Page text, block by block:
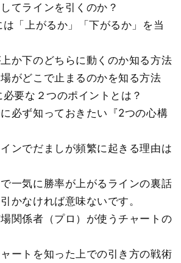
てラインを引くのか？
は「上がるか」「下がるか」を当
か下のどちらに動くのか知る方法
がどこで止まるのかを知る方法
必要な２つのポイントとは？
必ず知っておきたい『2つの心構
ンでだましが頻繁に起きる理由は
一気に勝率が上がるラインの裏話
かなければ意味ないです。
関係者（プロ）が使うチャートの
ートを知った上での引き方の戦術